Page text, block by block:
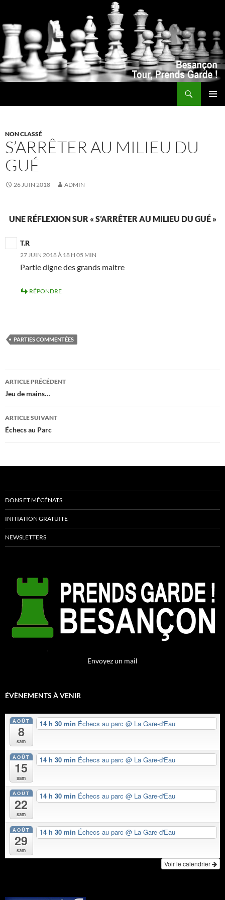
NON CLASSÉ
S’ARRÊTER AU MILIEU DU
GUÉ
26 JUIN 2018 ADMIN
UNE RÉFLEXION SUR « S’ARRÊTER AU MILIEU DU GUÉ »
T.R
27 JUIN 2018 À 18 H 05 MIN
Partie digne des grands maitre
RÉPONDRE
PARTIES COMMENTÉES
Navigation
des
articles
ARTICLE PRÉCÉDENT
Jeu de mains…
ARTICLE SUIVANT
Échecs au Parc
DONS ET MÉCÉNATS
INITIATION GRATUITE
NEWSLETTERS
Envoyez un mail
ÉVÈNEMENTS À VENIR
AOÛT
8
sam
14 h 30 min Échecs au parc @ La Gare-d'Eau
AOÛT
15
sam
14 h 30 min Échecs au parc @ La Gare-d'Eau
AOÛT
22
sam
14 h 30 min Échecs au parc @ La Gare-d'Eau
AOÛT
29
sam
14 h 30 min Échecs au parc @ La Gare-d'Eau
Voir le calendrier